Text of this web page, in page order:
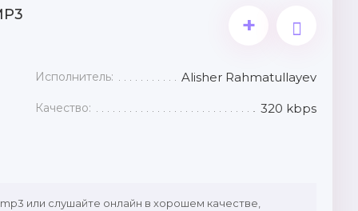
+
Исполнитель: Alisher Rahmatullayev
Качество: 320 kbps
или слушайте онлайн в хорошем качестве,